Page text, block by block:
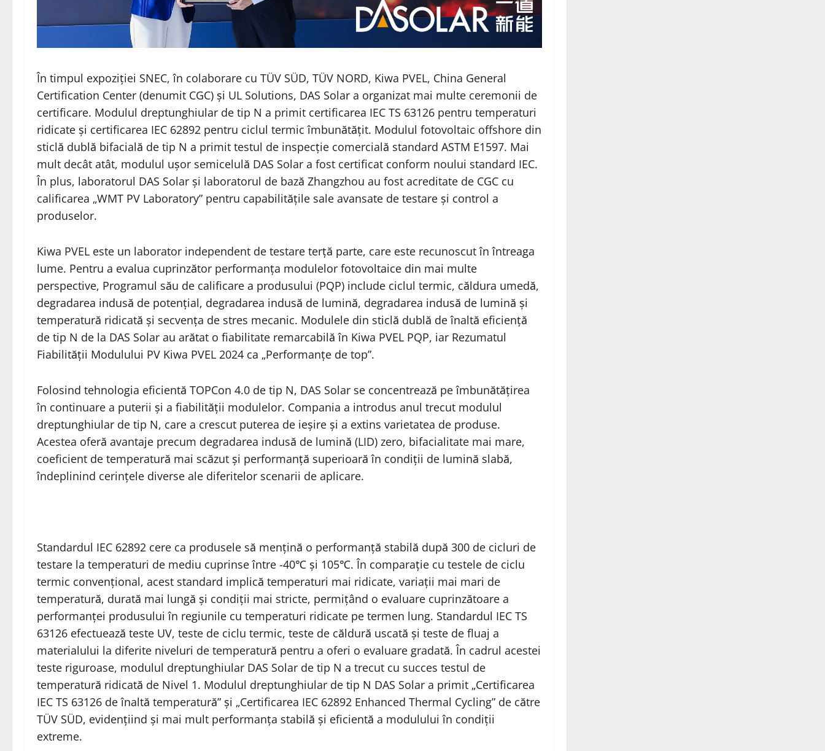
În timpul expoziției SNEC, în colaborare cu TÜV SÜD, TÜV NORD, Kiwa PVEL, China General
Certification Center (denumit CGC) și UL Solutions, DAS Solar a organizat mai multe ceremonii de
certificare. Modulul dreptunghiular de tip N a primit certificarea IEC TS 63126 pentru temperaturi
ridicate și certificarea IEC 62892 pentru ciclul termic îmbunătățit. Modulul fotovoltaic offshore din
sticlă dublă bifacială de tip N a primit testul de inspecție comercială standard ASTM E1597. Mai
mult decât atât, modulul ușor semicelulă DAS Solar a fost certificat conform noului standard IEC.
În plus, laboratorul DAS Solar și laboratorul de bază Zhangzhou au fost acreditate de CGC cu
calificarea „WMT PV Laboratory” pentru capabilitățile sale avansate de testare și control a
produselor.
Kiwa PVEL este un laborator independent de testare terță parte, care este recunoscut în întreaga
lume. Pentru a evalua cuprinzător performanța modulelor fotovoltaice din mai multe
perspective, Programul său de calificare a produsului (PQP) include ciclul termic, căldura umedă,
degradarea indusă de potențial, degradarea indusă de lumină, degradarea indusă de lumină și
temperatură ridicată și secvența de stres mecanic. Modulele din sticlă dublă de înaltă eficiență
de tip N de la DAS Solar au arătat o fiabilitate remarcabilă în Kiwa PVEL PQP, iar Rezumatul
Fiabilității Modulului PV Kiwa PVEL 2024 ca „Performanțe de top”.
Folosind tehnologia eficientă TOPCon 4.0 de tip N, DAS Solar se concentrează pe îmbunătățirea
în continuare a puterii și a fiabilității modulelor. Compania a introdus anul trecut modulul
dreptunghiular de tip N, care a crescut puterea de ieșire și a extins varietatea de produse.
Acestea oferă avantaje precum degradarea indusă de lumină (LID) zero, bifacialitate mai mare,
coeficient de temperatură mai scăzut și performanță superioară în condiții de lumină slabă,
îndeplinind cerințele diverse ale diferitelor scenarii de aplicare.
Standardul IEC 62892 cere ca produsele să mențină o performanță stabilă după 300 de cicluri de
testare la temperaturi de mediu cuprinse între -40℃ și 105℃. În comparație cu testele de ciclu
termic convențional, acest standard implică temperaturi mai ridicate, variații mai mari de
temperatură, durată mai lungă și condiții mai stricte, permițând o evaluare cuprinzătoare a
performanței produsului în regiunile cu temperaturi ridicate pe termen lung. Standardul IEC TS
63126 efectuează teste UV, teste de ciclu termic, teste de căldură uscată și teste de fluaj a
materialului la diferite niveluri de temperatură pentru a oferi o evaluare gradată. În cadrul acestei
teste riguroase, modulul dreptunghiular DAS Solar de tip N a trecut cu succes testul de
temperatură ridicată de Nivel 1. Modulul dreptunghiular de tip N DAS Solar a primit „Certificarea
IEC TS 63126 de înaltă temperatură” și „Certificarea IEC 62892 Enhanced Thermal Cycling” de către
TÜV SÜD, evidențiind și mai mult performanța stabilă și eficientă a modulului în condiții
extreme.